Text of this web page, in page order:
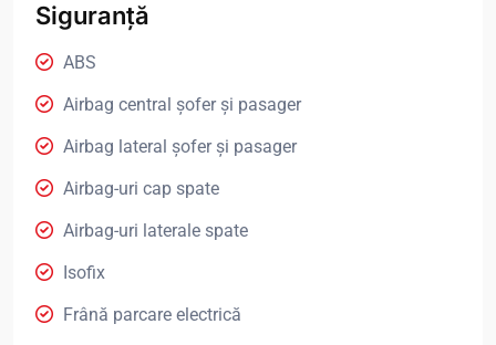
Siguranță
ABS
Airbag central șofer și pasager
Airbag lateral șofer și pasager
Airbag-uri cap spate
Airbag-uri laterale spate
Isofix
Frână parcare electrică